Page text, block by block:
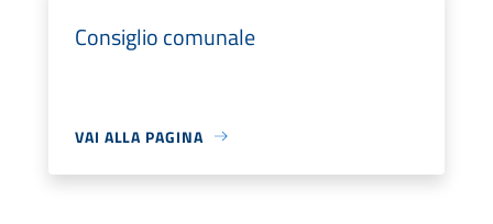
Consiglio comunale
VAI ALLA PAGINA